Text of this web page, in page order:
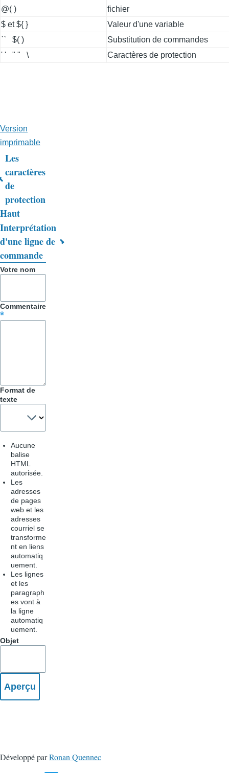
@( )
fichier
$ et ${ }
Valeur d'une variable
`` $( )
Substitution de commandes
' ' " " \
Caractères de protection
Version
imprimable
Liens
transversaux
de
livre
pour
Trucs
Astuces
Les
caractères
de
protection
Haut
Interprétation
d'une ligne de
commande
Votre nom
Commentaire
Format de
texte
Aucune
balise
HTML
autorisée.
Les
adresses
de pages
web et les
adresses
courriel se
transforme
nt en liens
automatiq
uement.
Les lignes
et les
paragraph
es vont à
la ligne
automatiq
uement.
Objet
Développé parRonan Quennec